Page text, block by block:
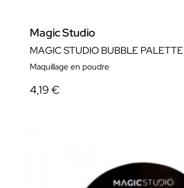
Magic Studio
MAGIC STUDIO BUBBLE PALETTE
Maquillage en poudre
4,19 €